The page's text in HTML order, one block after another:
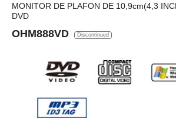
MONITOR DE PLAFON DE 10,9cm(4,3
DVD
OHM888VD Discontinued